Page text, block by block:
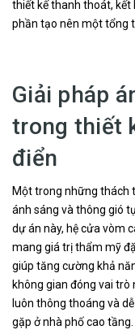
thiết kế thanh thoát, kết
phần tạo nên một tổng
Giải pháp
trong thiết
điển
Một trong những thách
ánh sáng và thông gió
dự án này, hệ cửa vòm
mang giá trị thẩm mỹ
giúp tăng cường khả
không gian đóng vai trò
luôn thông thoáng và
gặp ở nhà phố cao tầng.